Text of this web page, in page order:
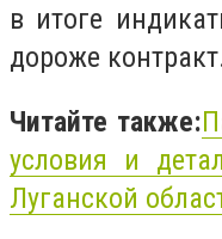
в итоге
дороже
Читайте также:
условия и
Луганской